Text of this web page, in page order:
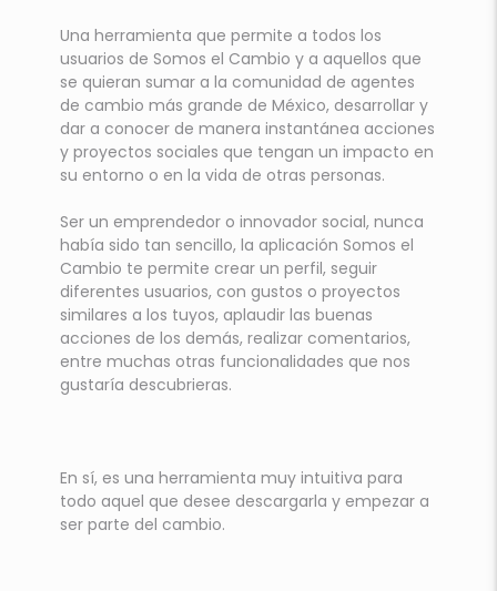
Una herramienta que permite a todos los
usuarios de Somos el Cambio y a aquellos que
se quieran sumar a la comunidad de agentes
de cambio más grande de México, desarrollar y
dar a conocer de manera instantánea acciones
y proyectos sociales que tengan un impacto en
su entorno o en la vida de otras personas.
Ser un emprendedor o innovador social, nunca
había sido tan sencillo, la aplicación Somos el
Cambio te permite crear un perfil, seguir
diferentes usuarios, con gustos o proyectos
similares a los tuyos, aplaudir las buenas
acciones de los demás, realizar comentarios,
entre muchas otras funcionalidades que nos
gustaría descubrieras.
En sí, es una herramienta muy intuitiva para
todo aquel que desee descargarla y empezar a
ser parte del cambio.